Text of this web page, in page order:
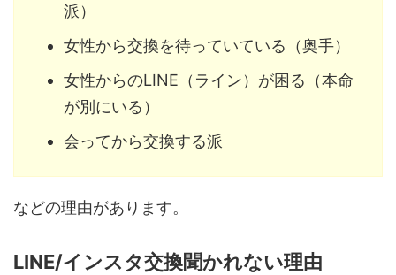
派）
女性から交換を待っていている（奥手）
女性からのLINE（ライン）が困る（本命
が別にいる）
会ってから交換する派
などの理由があります。
LINE/インスタ交換聞かれない理由